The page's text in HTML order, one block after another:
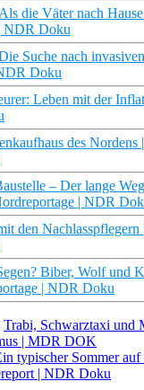
die Väter nach
NDR Doku
Suche nach
Doku
Leben mit der
des Nordens
– Der lange
| NDR
den
Biber, Wolf und
| NDR Doku
Trabi, Schwarztaxi und
| MDR DOK
typischer Sommer auf
| NDR Doku